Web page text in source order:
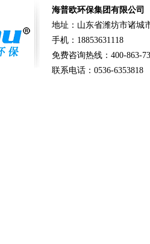
海普欧环保集团有限公司
地址：山东省潍坊市诸城
手机：18853631118
免费咨询热线：400-863-
联系电话：0536-6353818